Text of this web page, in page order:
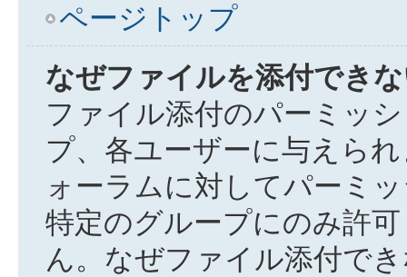
ページトップ
なぜファイルを添付でき
ファイル添付のパーミッ
プ、各ユーザーに与えら
ォーラムに対してパーミ
特定のグループにのみ許
ん。なぜファイル添付で